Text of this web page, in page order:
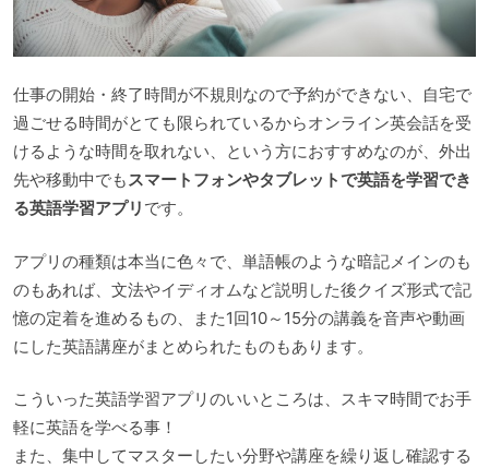
仕事の開始・終了時間が不規則なので予約ができない、自宅で
過ごせる時間がとても限られているからオンライン英会話を受
けるような時間を取れない、という方におすすめなのが、外出
先や移動中でもスマートフォンやタブレットで英語を学習でき
る英語学習アプリ です。
アプリの種類は本当に色々で、単語帳のような暗記メインのも
のもあれば、文法やイディオムなど説明した後クイズ形式で記
憶の定着を進めるもの、また1回10～15分の講義を音声や動画
にした英語講座がまとめられたものもあります。
こういった英語学習アプリのいいところは、スキマ時間でお手
軽に英語を学べる事！
また、集中してマスターしたい分野や講座を繰り返し確認する